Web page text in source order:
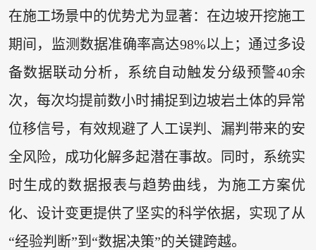
在施工场景中的优势尤为显著：在边坡开挖施工
期间，监测数据准确率高达98%以上；通过多设
备数据联动分析，系统自动触发分级预警40余
次，每次均提前数小时捕捉到边坡岩土体的异常
位移信号，有效规避了人工误判、漏判带来的安
全风险，成功化解多起潜在事故。同时，系统实
时生成的数据报表与趋势曲线，为施工方案优
化、设计变更提供了坚实的科学依据，实现了从
“经验判断”到“数据决策”的关键跨越。